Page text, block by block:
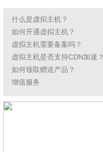
什么是虚拟主机？
如何开通虚拟主机？
虚拟主机需要备案吗？
虚拟主机是否支持CDN加速？
如何领取赠送产品？
增值服务